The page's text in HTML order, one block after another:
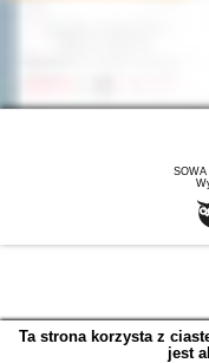
SOWA
Ta strona korzysta z
jest